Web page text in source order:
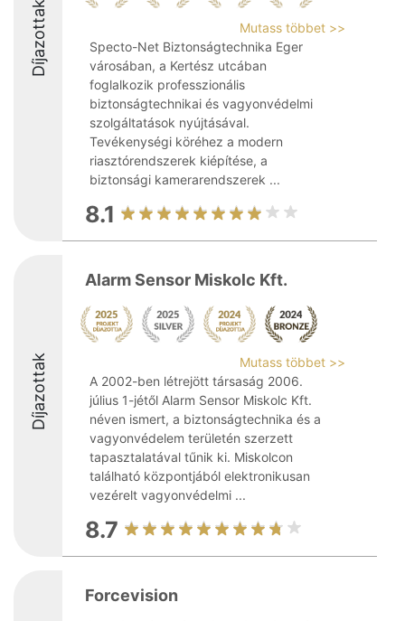
Díjazottak
Mutass többet >>
Specto-Net Biztonságtechnika Eger
városában, a Kertész utcában
foglalkozik professzionális
biztonságtechnikai és vagyonvédelmi
szolgáltatások nyújtásával.
Tevékenységi köréhez a modern
riasztórendszerek kiépítése, a
biztonsági kamerarendszerek ...
8.1
Díjazottak
Alarm Sensor Miskolc Kft.
Mutass többet >>
A 2002-ben létrejött társaság 2006.
július 1-jétől Alarm Sensor Miskolc Kft.
néven ismert, a biztonságtechnika és a
vagyonvédelem területén szerzett
tapasztalatával tűnik ki. Miskolcon
található központjából elektronikusan
vezérelt vagyonvédelmi ...
8.7
Forcevision